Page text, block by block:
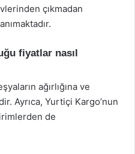
çıkmadan
fiyatlar nasıl
ağırlığına ve
Ayrıca, Yurtiçi Kargo’nun
de